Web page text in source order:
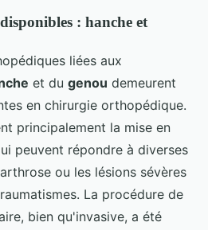
: hanche et
liées aux
et du genou demeurent
en chirurgie orthopédique.
principalement la mise en
peuvent répondre à diverses
ou les lésions sévères
La procédure de
bien qu'invasive, a été